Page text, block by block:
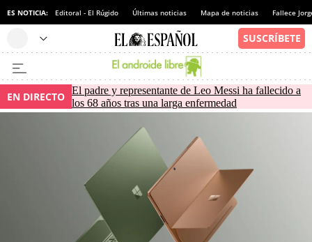
ES NOTICIA: Editoral - El Rúgido Últimas noticias Mapa de noticias Fallece
EN DIRECTO El padre y representante de Leo Messi ha fallecido a
los 68 años tras una larga enfermedad